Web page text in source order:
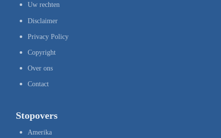
Uw rechten
Disclaimer
Privacy Policy
Copyright
Over ons
Contact
Stopovers
Amerika